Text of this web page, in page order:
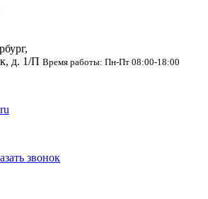
д. 1/П Время работы: Пн-Пт 08:00-18:00
звонок